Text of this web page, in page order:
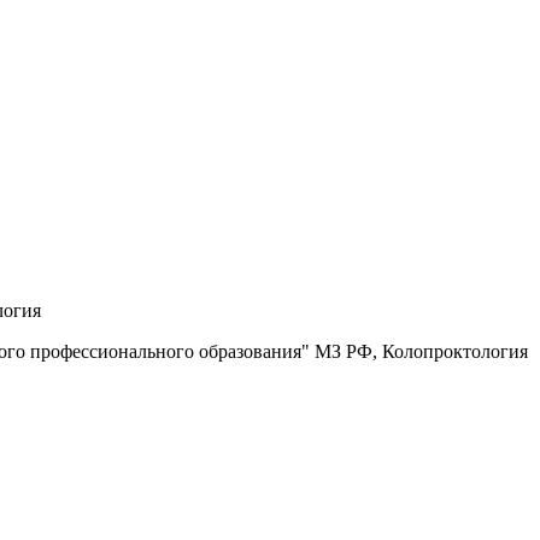
профессионального образования" МЗ РФ, Колопроктология